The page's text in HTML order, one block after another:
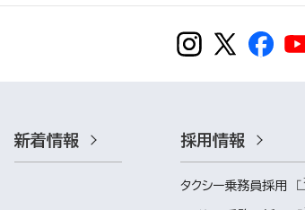
新着情報 採用情報
タクシー乗務員採用